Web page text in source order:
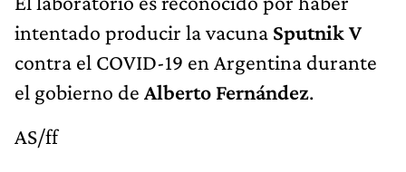
intentado producir la vacuna Sputnik V
contra el COVID-19 en Argentina durante
el gobierno de Alberto Fernández.
AS/ff